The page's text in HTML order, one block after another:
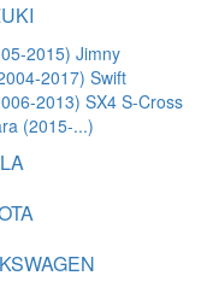
2015) Jimny
2017) Swift
2013) SX4 S-Cross
(2015-...)